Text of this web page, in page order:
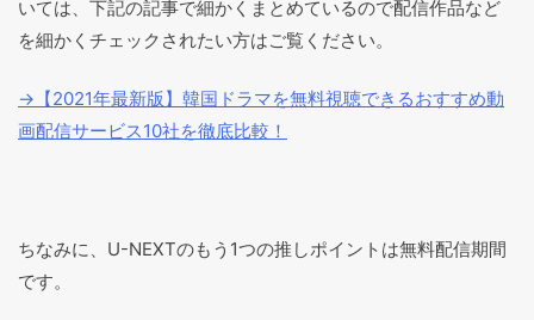
いては、下記の記事で細かくまとめているので配信作品など
を細かくチェックされたい方はご覧ください。
→【2021年最新版】韓国ドラマを無料視聴できるおすすめ動
画配信サービス10社を徹底比較！
ちなみに、U-NEXTのもう1つの推しポイントは無料配信期間
です。